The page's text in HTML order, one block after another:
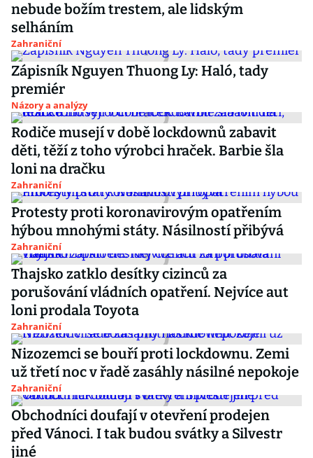
nebude božím trestem, ale lidským
selháním
Zahraniční
Zápisník Nguyen Thuong Ly: Haló, tady
premiér
Názory a analýzy
Rodiče musejí v době lockdownů zabavit
děti, těží z toho výrobci hraček. Barbie šla
loni na dračku
Zahraniční
Protesty proti koronavirovým opatřením
hýbou mnohými státy. Násilností přibývá
Zahraniční
Thajsko zatklo desítky cizinců za
porušování vládních opatření. Nejvíce aut
loni prodala Toyota
Zahraniční
Nizozemci se bouří proti lockdownu. Zemi
už třetí noc v řadě zasáhly násilné nepokoje
Zahraniční
Obchodníci doufají v otevření prodejen
před Vánoci. I tak budou svátky a Silvestr
jiné